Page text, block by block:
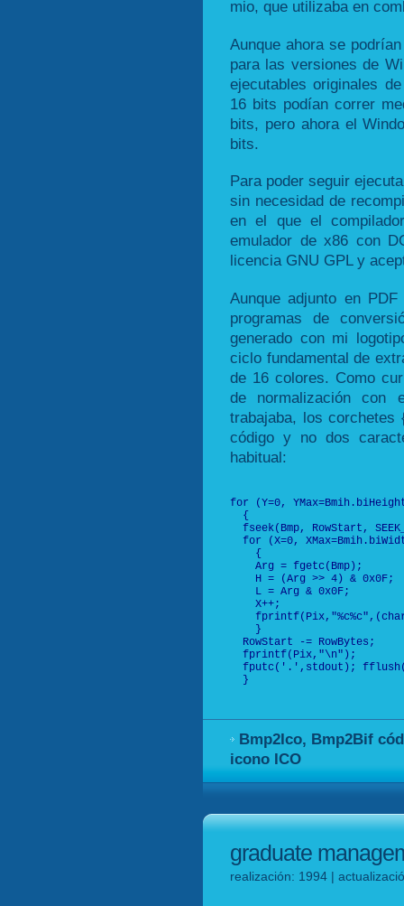
mio, que utilizaba en
Aunque ahora se
para las versiones de
ejecutables originales
16 bits podían correr
bits, pero ahora el
bits.
Para poder seguir
sin necesidad de
en el que el
emulador de x86 con
licencia GNU GPL y
Aunque adjunto en
programas de
generado con mi
ciclo fundamental de
de 16 colores. Como
de normalización con
trabajaba, los
código y no dos
habitual:
for (Y=0,
  {
fseek(Bmp, RowStart,
for (X=0,
    {
    Arg = fgetc(Bmp);
H = (Arg >> 4) & 0x0F;
L = Arg & 0x0F;
    X++;
    }
  RowStart -= RowBytes;
  fprintf(Pix,"\n");
fputc('.',stdout);
  }
Bmp2Ico, Bmp2Bif
icono ICO
graduate
realización: 1994 |